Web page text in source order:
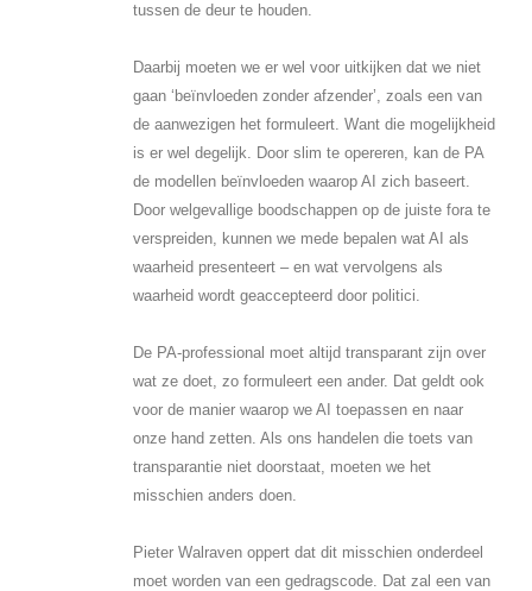
tussen de deur te houden.
Daarbij moeten we er wel voor uitkijken dat we niet
gaan ‘beïnvloeden zonder afzender’, zoals een van
de aanwezigen het formuleert. Want die mogelijkheid
is er wel degelijk. Door slim te opereren, kan de PA
de modellen beïnvloeden waarop AI zich baseert.
Door welgevallige boodschappen op de juiste fora te
verspreiden, kunnen we mede bepalen wat AI als
waarheid presenteert – en wat vervolgens als
waarheid wordt geaccepteerd door politici.
De PA-professional moet altijd transparant zijn over
wat ze doet, zo formuleert een ander. Dat geldt ook
voor de manier waarop we AI toepassen en naar
onze hand zetten. Als ons handelen die toets van
transparantie niet doorstaat, moeten we het
misschien anders doen.
Pieter Walraven oppert dat dit misschien onderdeel
moet worden van een gedragscode. Dat zal een van